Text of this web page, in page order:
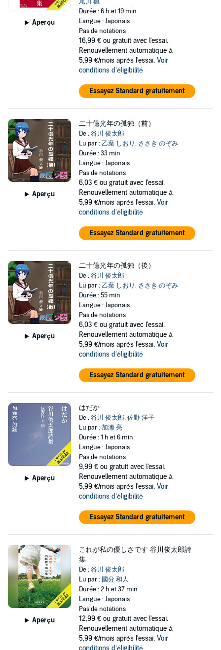
Aperçu
Durée : 6 h et 19 min
Langue : Japonais
Pas de notations
16,99 € ou gratuit avec l'essai.
Renouvellement automatique à
5,99 €/mois après l'essai. Voir
conditions d'éligibilité
Essayez Standard gratuitement
Aperçu
二十億光年の孤独（前）
De :谷川 俊太郎
Lu par :乙葉 しおり, ささき のぞみ
Durée : 33 min
Langue : Japonais
Pas de notations
6,03 € ou gratuit avec l'essai.
Renouvellement automatique à
5,99 €/mois après l'essai. Voir
conditions d'éligibilité
Essayez Standard gratuitement
Aperçu
二十億光年の孤独（後）
De :谷川 俊太郎
Lu par :乙葉 しおり, ささき のぞみ
Durée : 55 min
Langue : Japonais
Pas de notations
6,03 € ou gratuit avec l'essai.
Renouvellement automatique à
5,99 €/mois après l'essai. Voir
conditions d'éligibilité
Essayez Standard gratuitement
Aperçu
はだか
De :谷川 俊太郎,佐野 洋子
Lu par : 加瀬 亮
Durée : 1 h et 6 min
Langue : Japonais
Pas de notations
9,99 € ou gratuit avec l'essai.
Renouvellement automatique à
5,99 €/mois après l'essai. Voir
conditions d'éligibilité
Essayez Standard gratuitement
Aperçu
これが私の優しさです 谷川俊太郎詩
集
De :谷川 俊太郎
Lu par : 國分 和人
Durée : 2 h et 37 min
Langue : Japonais
Pas de notations
12,99 € ou gratuit avec l'essai.
Renouvellement automatique à
5,99 €/mois après l'essai. Voir
conditions d'éligibilité